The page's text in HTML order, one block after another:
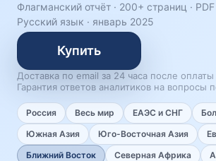
Флагманский отчёт · 200+ страниц ·
Русский язык · январь 2025
Купить
Доставка по email за 24 часа после оплаты
Гарантия ответов аналитиков на вопросы
Россия Весь мир ЕАЭС и СНГ
Южная Азия
Юго-Восточная Азия
Ближний Восток
Северная Африка